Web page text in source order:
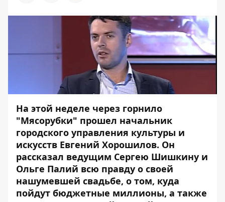
На этой неделе через горнило
"Мясорубки" прошел начальник
городского управления культуры и
искусств Евгений Хорошилов. Он
рассказал ведущим Сергею Шишкину и
Ольге Палий всю правду о своей
нашумевшей свадьбе, о том, куда
пойдут бюджетные миллионы, а также